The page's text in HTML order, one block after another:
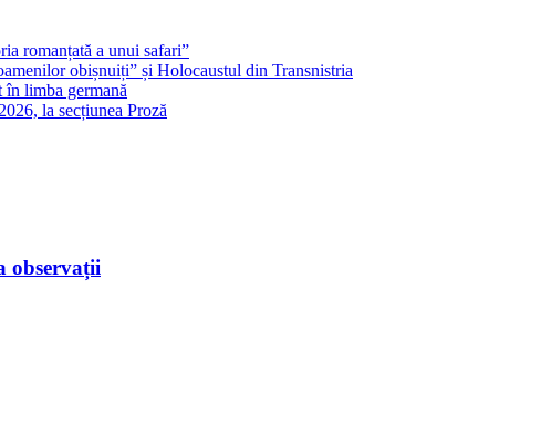
romanțată a unui safari”
obișnuiți” și Holocaustul din Transnistria
în limba germană
la secțiunea Proză
observații